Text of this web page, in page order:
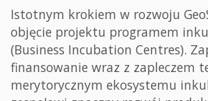
Istotnym krokiem w rozwoju
objęcie projektu programem
(Business Incubation Centres).
finansowanie wraz z zapleczem
merytorycznym ekosystemu